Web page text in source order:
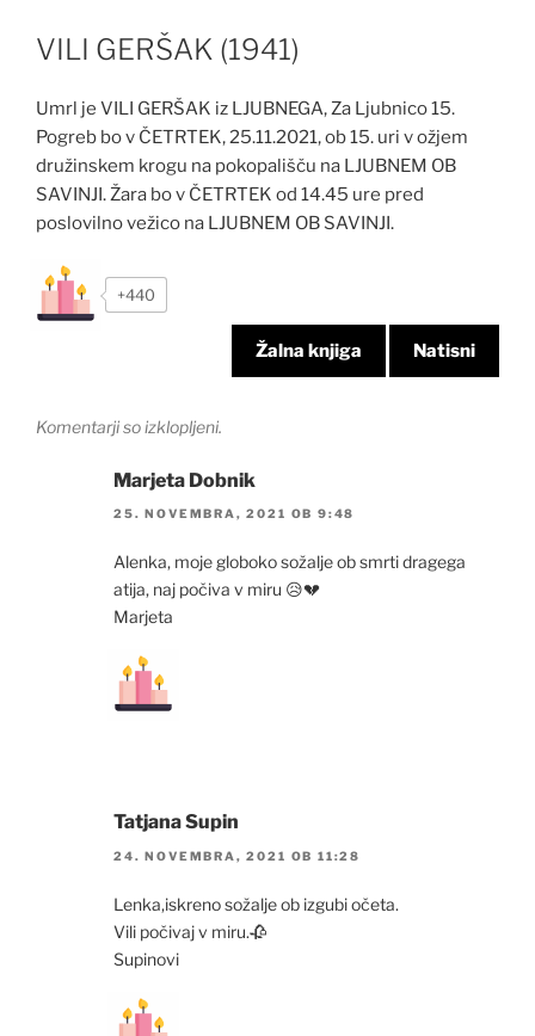
VILI GERŠAK (1941)
Umrl je VILI GERŠAK iz LJUBNEGA, Za Ljubnico 15.
Pogreb bo v ČETRTEK, 25.11.2021, ob 15. uri v ožjem
družinskem krogu na pokopališču na LJUBNEM OB
SAVINJI. Žara bo v ČETRTEK od 14.45 ure pred
poslovilno vežico na LJUBNEM OB SAVINJI.
+440
Žalna knjiga Natisni
Marjeta Dobnik
25. NOVEMBRA, 2021 OB 9:48
Alenka, moje globoko sožalje ob smrti dragega
atija, naj počiva v miru 😥💔
Marjeta
Tatjana Supin
24. NOVEMBRA, 2021 OB 11:28
Lenka,iskreno sožalje ob izgubi očeta.
Vili počivaj v miru.🥀
Supinovi
Komentarji so izklopljeni.